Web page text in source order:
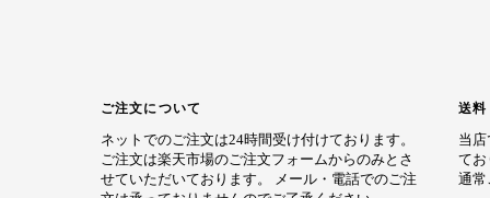
ご注文について
ネットでのご注文は24時間受け付けております。
ご注文は楽天市場のご注文フォームからのみとさ
せていただいております。 メール・電話でのご注
送
当
てお
通常